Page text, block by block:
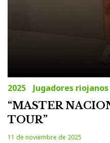
2025 Jugadores riojanos
“MASTER
TOUR”
11 de noviembre de 2025